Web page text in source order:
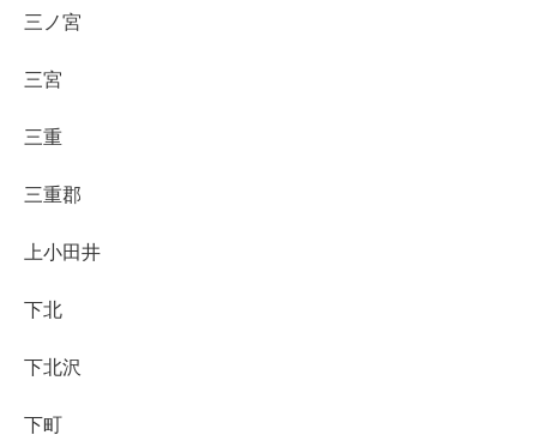
三ノ宮
三宮
三重
三重郡
上小田井
下北
下北沢
下町